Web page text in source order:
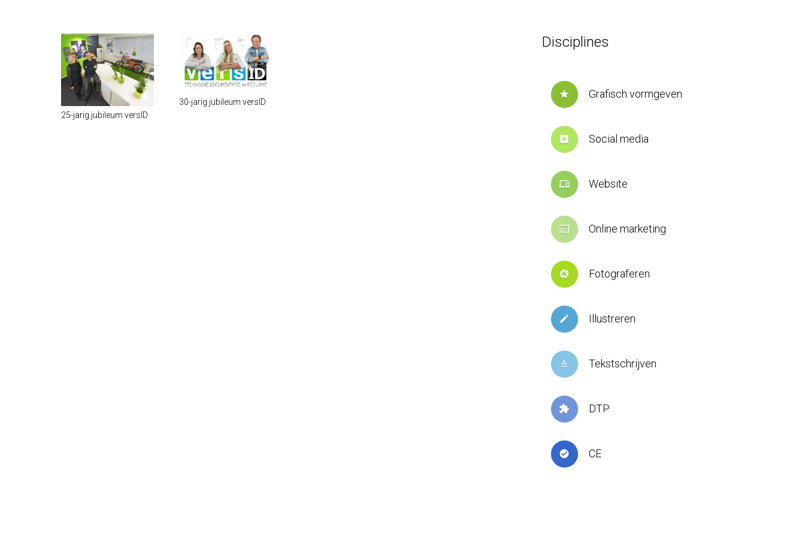
25-jarig jubileum versID
30-jarig jubileum versID
Disciplines
star Grafisch vormgeven
add_box Social media
devices Website
cast Online marketing
camera Fotograferen
create Illustreren
text_format Tekstschrijven
extension DTP
check_circle CE